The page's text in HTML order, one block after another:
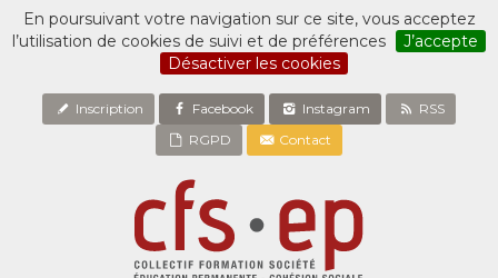
En poursuivant votre navigation sur ce site, vous acceptez
l’utilisation de cookies de suivi et de préférences
J’accepte
Désactiver les cookies
Inscription Facebook Instagram
RSS
RGPD
Contact